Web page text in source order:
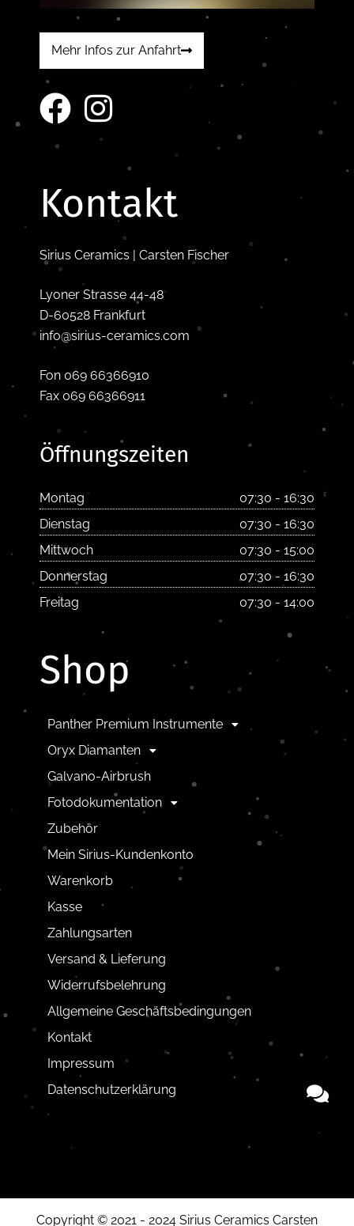
Mehr Infos zur Anfahrt
Kontakt
Sirius Ceramics | Carsten Fischer
Lyoner Strasse 44-48
D-60528 Frankfurt
info@sirius-ceramics.com
Fon 069 66366910
Fax 069 66366911
Öffnungszeiten
Montag
07:30 - 16:30
Dienstag
07:30 - 16:30
Mittwoch
07:30 - 15:00
Donnerstag
07:30 - 16:30
Freitag
07:30 - 14:00
Shop
Panther Premium Instrumente
Oryx Diamanten
Galvano-Airbrush
Fotodokumentation
Zubehör
Mein Sirius-Kundenkonto
Warenkorb
Kasse
Zahlungsarten
Versand & Lieferung
Widerrufsbelehrung
Allgemeine Geschäftsbedingungen
Kontakt
Impressum
Datenschutzerklärung
Copyright © 2021 - 2024 Sirius Ceramics Carsten